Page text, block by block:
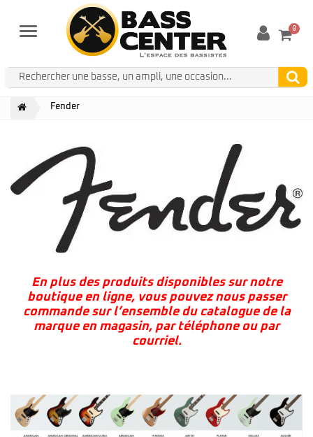
Menu 0
Fender
En plus des produits disponibles sur notre
boutique en ligne, vous pouvez nous passer
commande sur l’ensemble du catalogue de la
marque en magasin, par téléphone ou par
courriel.